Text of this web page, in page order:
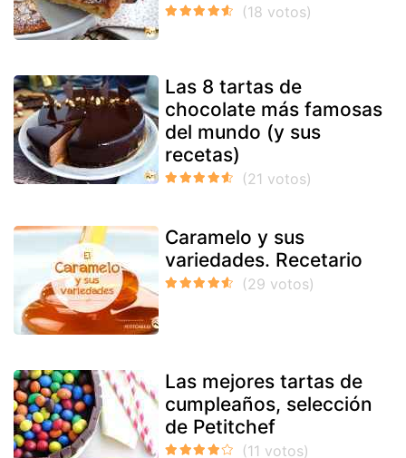
Las 8 tartas de
chocolate más famosas
del mundo (y sus
recetas)
Caramelo y sus
variedades. Recetario
Las mejores tartas de
cumpleaños, selección
de Petitchef